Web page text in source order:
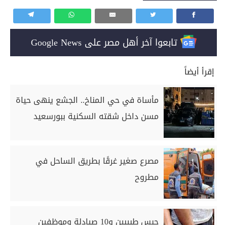
تابعوا آخر أهل مصر على Google News
إقرأ أيضاً
مأساة في حي المناخ.. الجشع ينهى حياة
مسن داخل شقته السكنية ببورسعيد
مصرع صغير غرقًا بطريق الساحل في
مطروح
حبس طبيبين و10 صيادلة وموظفين